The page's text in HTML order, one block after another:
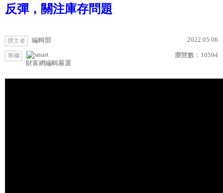
反彈，關注庫存問題
撰文者 編輯部 2022.05.06
專欄
財富網編輯嚴選
瀏覽數： 10594